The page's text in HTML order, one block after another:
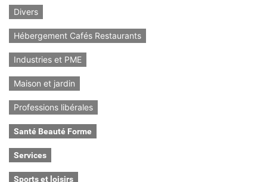
Divers
Hébergement Cafés Restaurants
Industries et PME
Maison et jardin
Professions libérales
Santé Beauté Forme
Services
Sports et loisirs